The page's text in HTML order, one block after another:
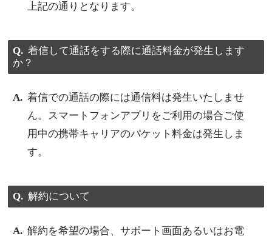
上記の通りとなります。
着信して通話をする際に通話料金が発生します
か？
着信での通話の際には通信料は発生いたしませ
ん。スマートフォンアプリをご利用の場合ご使
用中の携帯キャリアのパケット料金は発生しま
す。
解約について
解約を希望の場合、サポート画面あるいはお電